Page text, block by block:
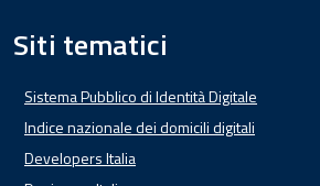
Siti tematici
Sistema Pubblico di Identità Digitale
Indice nazionale dei domicili digitali
Developers Italia